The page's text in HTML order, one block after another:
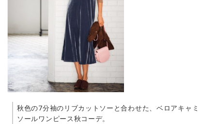
秋色の7分袖のリブカットソーと合わせた、ベロアキャミ
ソールワンピース秋コーデ。